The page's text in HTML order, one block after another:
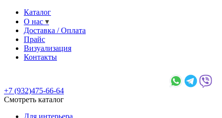
Каталог
О нас
Доставка / Оплата
Прайс
Визуализация
Контакты
+7 (932)475-66-64
Смотреть каталог
Для интерьера